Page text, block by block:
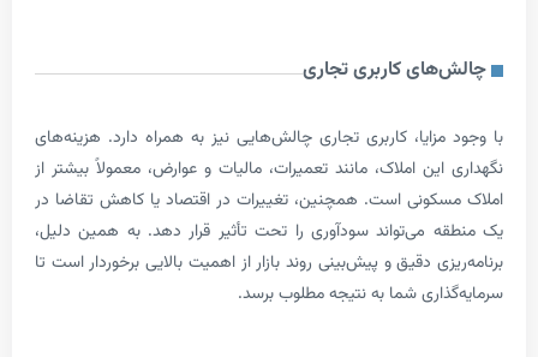
کاربری تجاری
کاربری تجاری چالش‌هایی نیز به همراه دارد. هزینه‌های
املاک، مانند تعمیرات، مالیات و عوارض، معمولاً بیشتر از
است. همچنین، تغییرات در اقتصاد یا کاهش تقاضا در
می‌تواند سودآوری را تحت تأثیر قرار دهد. به همین دلیل،
دقیق و پیش‌بینی روند بازار از اهمیت بالایی برخوردار است تا
شما به نتیجه مطلوب برسد.